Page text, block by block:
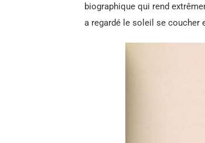
biographique qui rend
a regardé le soleil se coucher